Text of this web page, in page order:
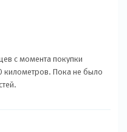
с момента покупки
километров. Пока не было